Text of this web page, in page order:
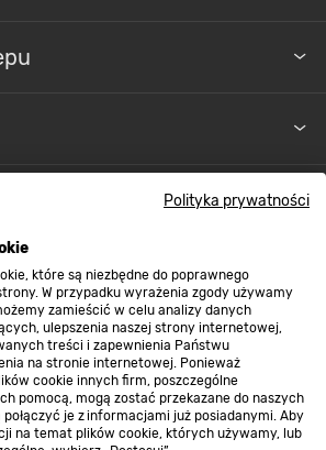
Polityka prywatności
które są niezbędne do poprawnego
W przypadku wyrażenia zgody używamy
zamieścić w celu analizy danych
ulepszenia naszej strony internetowej,
treści i zapewnienia Państwu
na stronie internetowej. Ponieważ
cookie innych firm, poszczególne
pomocą, mogą zostać przekazane do naszych
je z informacjami już posiadanymi. Aby
na temat plików cookie, których używamy, lub